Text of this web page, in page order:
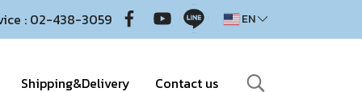
: 02-438-3059 EN
Shipping&Delivery Contact us